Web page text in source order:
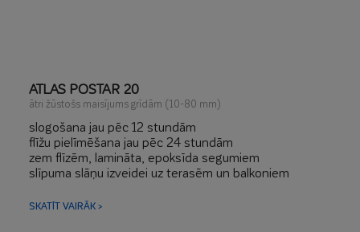
ATLAS POSTAR 20
ātri žūstošs maisījums grīdām (10-80 mm)
slogošana jau pēc 12 stundām
flīžu pielīmēšana jau pēc 24 stundām
zem flīzēm, lamināta, epoksīda segumiem
slīpuma slāņu izveidei uz terasēm un balkoniem
SKATĪT VAIRĀK >